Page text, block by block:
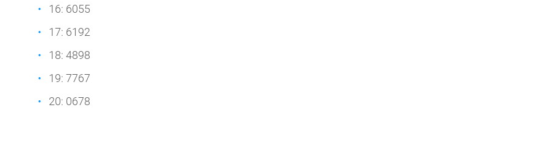
16: 6055
17: 6192
18: 4898
19: 7767
20: 0678